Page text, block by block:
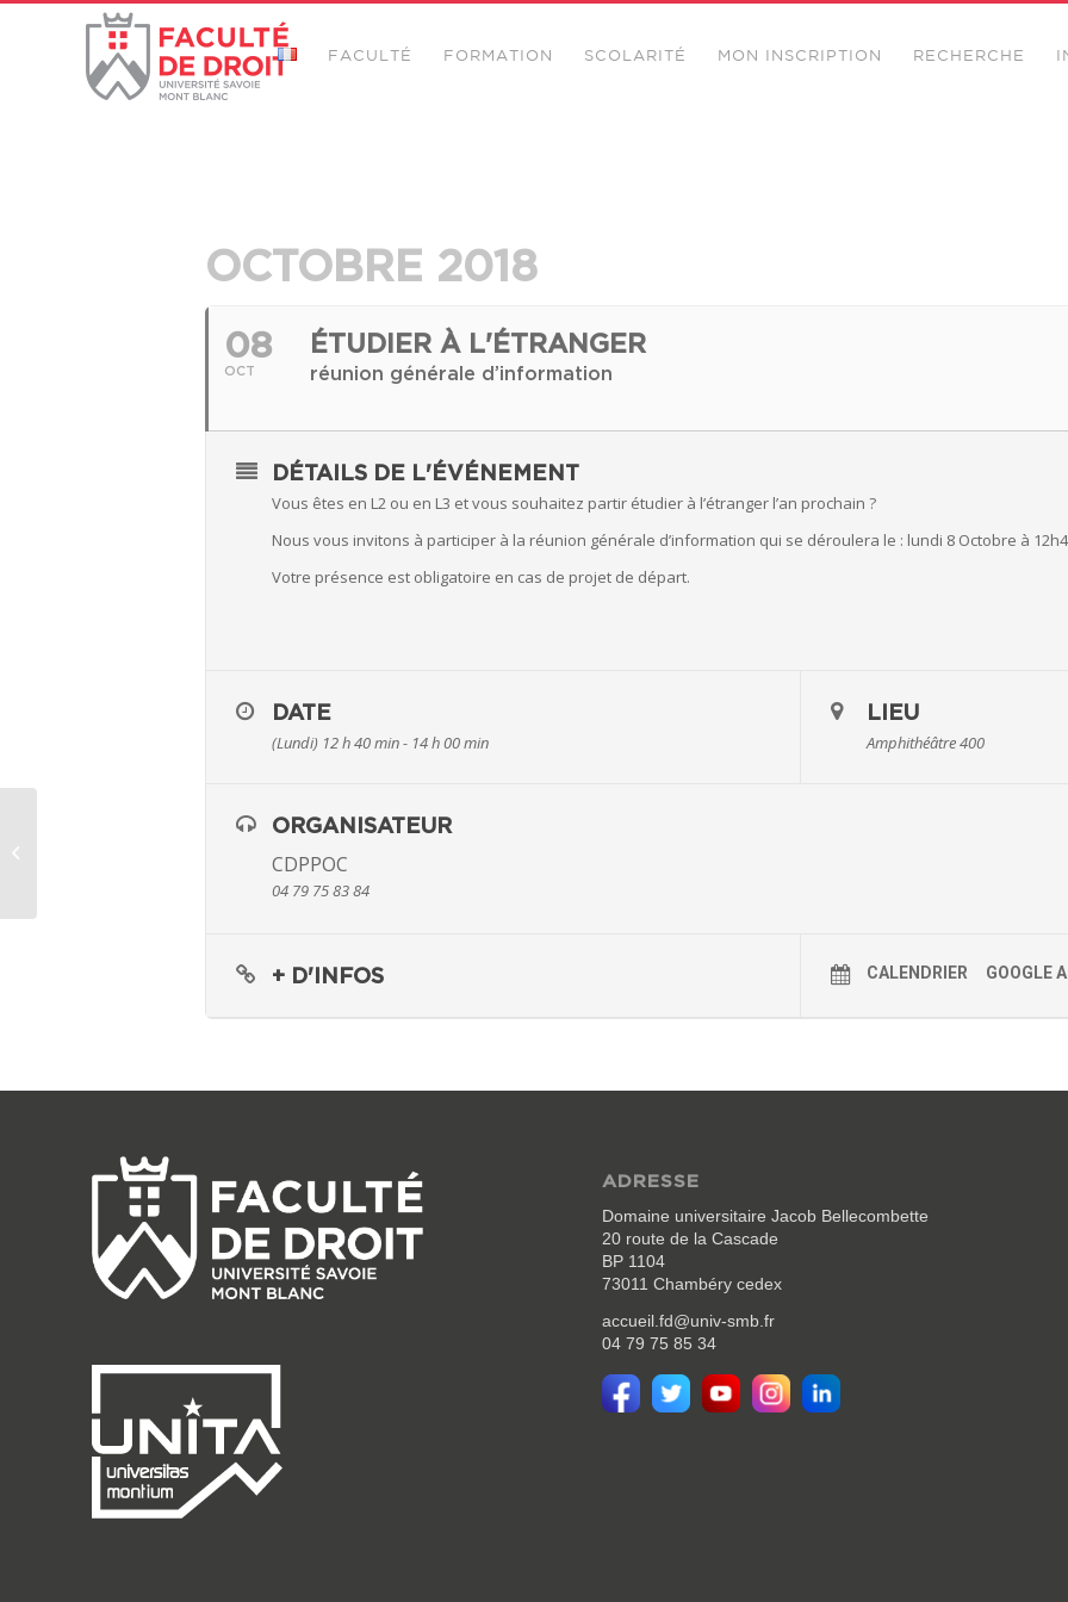
FACULTÉ FORMATION SCOLARITÉ MON INSCRIPTION RECHERCHE
OCTOBRE 2018
08
OCT
ÉTUDIER À L'ÉTRANGER
réunion générale d’information
DÉTAILS DE L'ÉVÉNEMENT
Vous êtes en L2 ou en L3 et vous souhaitez partir étudier à l’étranger l’an prochain ?
Nous vous invitons à participer à la réunion générale d’information qui se déroulera le : lundi 8 Octobre à
Votre présence est obligatoire en cas de projet de départ.
DATE
(Lundi) 12 h 40 min - 14 h 00 min
LIEU
Amphithéâtre 400
ORGANISATEUR
CDPPOC
04 79 75 83 84
+ D'INFOS CALENDRIER GOOGLE
ADRESSE
Domaine universitaire Jacob Bellecombette
20 route de la Cascade
BP 1104
73011 Chambéry cedex
accueil.fd@univ-smb.fr
04 79 75 85 34